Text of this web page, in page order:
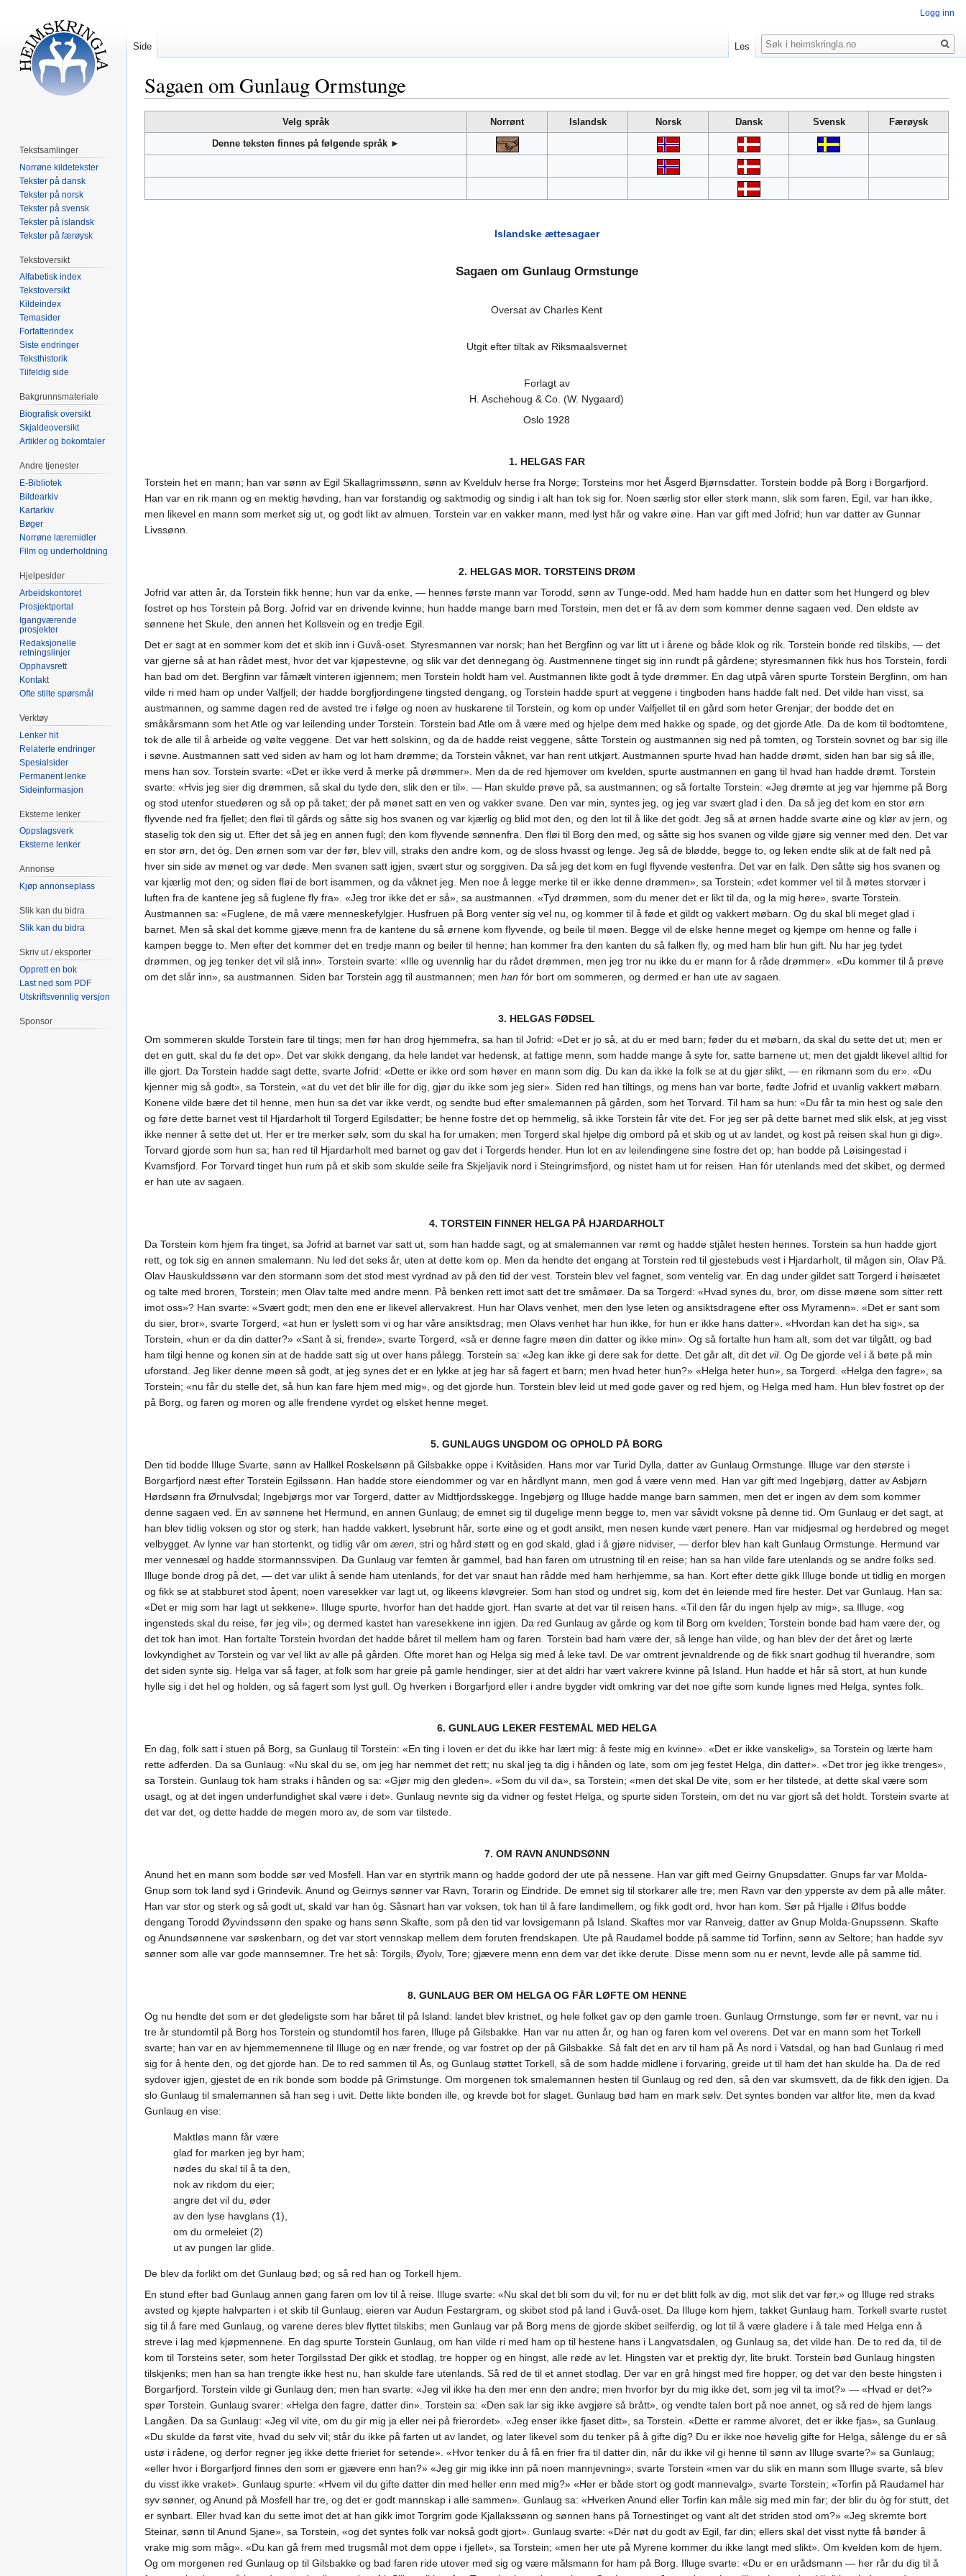
Sagaen om Gunlaug Ormstunge
til
til
Velg språk Norrønt Islandsk Norsk Dansk Svensk
Færøysk
Denne teksten finnes på følgende språk ►
Islandske ættesagaer
Sagaen om Gunlaug Ormstunge
Oversat av Charles Kent
Utgit efter tiltak av Riksmaalsvernet
Forlagt av
H. Aschehoug & Co. (W. Nygaard)
Oslo 1928
1. HELGAS FAR
Torstein het en mann; han var sønn av Egil Skallagrimssønn, sønn av Kveldulv herse fra Norge; Torsteins mor het Åsgerd Bjørnsdatter. Torstein bodde på Borg i Borgarfjord.
Han var en rik mann og en mektig høvding, han var forstandig og saktmodig og sindig i alt han tok sig for. Noen særlig stor eller sterk mann, slik som faren, Egil, var han ikke,
men likevel en mann som merket sig ut, og godt likt av almuen. Torstein var en vakker mann, med lyst hår og vakre øine. Han var gift med Jofrid; hun var datter av Gunnar
Livssønn.
2. HELGAS MOR. TORSTEINS DRØM
Jofrid var atten år, da Torstein fikk henne; hun var da enke, — hennes første mann var Torodd, sønn av Tunge-odd. Med ham hadde hun en datter som het Hungerd og blev
fostret op hos Torstein på Borg. Jofrid var en drivende kvinne; hun hadde mange barn med Torstein, men det er få av dem som kommer denne sagaen ved. Den eldste av
sønnene het Skule, den annen het Kollsvein og en tredje Egil.
Det er sagt at en sommer kom det et skib inn i Guvå-oset. Styresmannen var norsk; han het Bergfinn og var litt ut i årene og både klok og rik. Torstein bonde red tilskibs, — det
var gjerne så at han rådet mest, hvor det var kjøpestevne, og slik var det dennegang òg. Austmennene tinget sig inn rundt på gårdene; styresmannen fikk hus hos Torstein, fordi
han bad om det. Bergfinn var fåmælt vinteren igjennem; men Torstein holdt ham vel. Austmannen likte godt å tyde drømmer. En dag utpå våren spurte Torstein Bergfinn, om han
vilde ri med ham op under Valfjell; der hadde borgfjordingene tingsted dengang, og Torstein hadde spurt at veggene i tingboden hans hadde falt ned. Det vilde han visst, sa
austmannen, og samme dagen red de avsted tre i følge og noen av huskarene til Torstein, og kom op under Valfjellet til en gård som heter Grenjar; der bodde det en
småkårsmann som het Atle og var leilending under Torstein. Torstein bad Atle om å være med og hjelpe dem med hakke og spade, og det gjorde Atle. Da de kom til bodtomtene,
tok de alle til å arbeide og vølte veggene. Det var hett solskinn, og da de hadde reist veggene, såtte Torstein og austmannen sig ned på tomten, og Torstein sovnet og bar sig ille
i søvne. Austmannen satt ved siden av ham og lot ham drømme; da Torstein våknet, var han rent utkjørt. Austmannen spurte hvad han hadde drømt, siden han bar sig så ille,
mens han sov. Torstein svarte: «Det er ikke verd å merke på drømmer». Men da de red hjemover om kvelden, spurte austmannen en gang til hvad han hadde drømt. Torstein
svarte: «Hvis jeg sier dig drømmen, så skal du tyde den, slik den er til». — Han skulde prøve på, sa austmannen; og så fortalte Torstein: «Jeg drømte at jeg var hjemme på Borg
og stod utenfor stuedøren og så op på taket; der på mønet satt en ven og vakker svane. Den var min, syntes jeg, og jeg var svært glad i den. Da så jeg det kom en stor ørn
flyvende ned fra fjellet; den fløi til gårds og såtte sig hos svanen og var kjærlig og blid mot den, og den lot til å like det godt. Jeg så at ørnen hadde svarte øine og klør av jern, og
staselig tok den sig ut. Efter det så jeg en annen fugl; den kom flyvende sønnenfra. Den fløi til Borg den med, og såtte sig hos svanen og vilde gjøre sig venner med den. Det var
en stor ørn, det òg. Den ørnen som var der før, blev vill, straks den andre kom, og de sloss hvasst og lenge. Jeg så de blødde, begge to, og leken endte slik at de falt ned på
hver sin side av mønet og var døde. Men svanen satt igjen, svært stur og sorggiven. Da så jeg det kom en fugl flyvende vestenfra. Det var en falk. Den såtte sig hos svanen og
var kjærlig mot den; og siden fløi de bort isammen, og da våknet jeg. Men noe å legge merke til er ikke denne drømmen», sa Torstein; «det kommer vel til å møtes storvær i
luften fra de kantene jeg så fuglene fly fra». «Jeg tror ikke det er så», sa austmannen. «Tyd drømmen, som du mener det er likt til da, og la mig høre», svarte Torstein.
Austmannen sa: «Fuglene, de må være menneskefylgjer. Husfruen på Borg venter sig vel nu, og kommer til å føde et gildt og vakkert møbarn. Og du skal bli meget glad i
barnet. Men så skal det komme gjæve menn fra de kantene du så ørnene kom flyvende, og beile til møen. Begge vil de elske henne meget og kjempe om henne og falle i
kampen begge to. Men efter det kommer det en tredje mann og beiler til henne; han kommer fra den kanten du så falken fly, og med ham blir hun gift. Nu har jeg tydet
drømmen, og jeg tenker det vil slå inn». Torstein svarte: «Ille og uvennlig har du rådet drømmen, men jeg tror nu ikke du er mann for å råde drømmer». «Du kommer til å prøve
om det slår inn», sa austmannen. Siden bar Torstein agg til austmannen; men han fór bort om sommeren, og dermed er han ute av sagaen.
3. HELGAS FØDSEL
Om sommeren skulde Torstein fare til tings; men før han drog hjemmefra, sa han til Jofrid: «Det er jo så, at du er med barn; føder du et møbarn, da skal du sette det ut; men er
det en gutt, skal du fø det op». Det var skikk dengang, da hele landet var hedensk, at fattige menn, som hadde mange å syte for, satte barnene ut; men det gjaldt likevel alltid for
ille gjort. Da Torstein hadde sagt dette, svarte Jofrid: «Dette er ikke ord som høver en mann som dig. Du kan da ikke la folk se at du gjør slikt, — en rikmann som du er». «Du
kjenner mig så godt», sa Torstein, «at du vet det blir ille for dig, gjør du ikke som jeg sier». Siden red han tiltings, og mens han var borte, fødte Jofrid et uvanlig vakkert møbarn.
Konene vilde bære det til henne, men hun sa det var ikke verdt, og sendte bud efter smalemannen på gården, som het Torvard. Til ham sa hun: «Du får ta min hest og sale den
og føre dette barnet vest til Hjardarholt til Torgerd Egilsdatter; be henne fostre det op hemmelig, så ikke Torstein får vite det. For jeg ser på dette barnet med slik elsk, at jeg visst
ikke nenner å sette det ut. Her er tre merker sølv, som du skal ha for umaken; men Torgerd skal hjelpe dig ombord på et skib og ut av landet, og kost på reisen skal hun gi dig».
Torvard gjorde som hun sa; han red til Hjardarholt med barnet og gav det i Torgerds hender. Hun lot en av leilendingene sine fostre det op; han bodde på Løisingestad i
Kvamsfjord. For Torvard tinget hun rum på et skib som skulde seile fra Skjeljavik nord i Steingrimsfjord, og nistet ham ut for reisen. Han fór utenlands med det skibet, og dermed
er han ute av sagaen.
4. TORSTEIN FINNER HELGA PÅ HJARDARHOLT
Da Torstein kom hjem fra tinget, sa Jofrid at barnet var satt ut, som han hadde sagt, og at smalemannen var rømt og hadde stjålet hesten hennes. Torstein sa hun hadde gjort
rett, og tok sig en annen smalemann. Nu led det seks år, uten at dette kom op. Men da hendte det engang at Torstein red til gjestebuds vest i Hjardarholt, til mågen sin, Olav På.
Olav Hauskuldssønn var den stormann som det stod mest vyrdnad av på den tid der vest. Torstein blev vel fagnet, som ventelig var. En dag under gildet satt Torgerd i høisætet
og talte med broren, Torstein; men Olav talte med andre menn. På benken rett imot satt det tre småmøer. Da sa Torgerd: «Hvad synes du, bror, om disse møene som sitter rett
imot oss»? Han svarte: «Svært godt; men den ene er likevel allervakrest. Hun har Olavs venhet, men den lyse leten og ansiktsdragene efter oss Myramenn». «Det er sant som
du sier, bror», svarte Torgerd, «at hun er lyslett som vi og har våre ansiktsdrag; men Olavs venhet har hun ikke, for hun er ikke hans datter». «Hvordan kan det ha sig», sa
Torstein, «hun er da din datter?» «Sant å si, frende», svarte Torgerd, «så er denne fagre møen din datter og ikke min». Og så fortalte hun ham alt, som det var tilgått, og bad
ham tilgi henne og konen sin at de hadde satt sig ut over hans pålegg. Torstein sa: «Jeg kan ikke gi dere sak for dette. Det går alt, dit det vil. Og De gjorde vel i å bøte på min
uforstand. Jeg liker denne møen så godt, at jeg synes det er en lykke at jeg har så fagert et barn; men hvad heter hun?» «Helga heter hun», sa Torgerd. «Helga den fagre», sa
Torstein; «nu får du stelle det, så hun kan fare hjem med mig», og det gjorde hun. Torstein blev leid ut med gode gaver og red hjem, og Helga med ham. Hun blev fostret op der
på Borg, og faren og moren og alle frendene vyrdet og elsket henne meget.
5. GUNLAUGS UNGDOM OG OPHOLD PÅ BORG
Den tid bodde Illuge Svarte, sønn av Hallkel Roskelsønn på Gilsbakke oppe i Kvitåsiden. Hans mor var Turid Dylla, datter av Gunlaug Ormstunge. Illuge var den største i
Borgarfjord næst efter Torstein Egilssønn. Han hadde store eiendommer og var en hårdlynt mann, men god å være venn med. Han var gift med Ingebjørg, datter av Asbjørn
Hørdsønn fra Ørnulvsdal; Ingebjørgs mor var Torgerd, datter av Midtfjordsskegge. Ingebjørg og Illuge hadde mange barn sammen, men det er ingen av dem som kommer
denne sagaen ved. En av sønnene het Hermund, en annen Gunlaug; de emnet sig til dugelige menn begge to, men var såvidt voksne på denne tid. Om Gunlaug er det sagt, at
han blev tidlig voksen og stor og sterk; han hadde vakkert, lysebrunt hår, sorte øine og et godt ansikt, men nesen kunde vært penere. Han var midjesmal og herdebred og meget
velbygget. Av lynne var han stortenkt, og tidlig vâr om æren, stri og hård støtt og en god skald, glad i å gjøre nidviser, — derfor blev han kalt Gunlaug Ormstunge. Hermund var
mer vennesæl og hadde stormannssvipen. Da Gunlaug var femten år gammel, bad han faren om utrustning til en reise; han sa han vilde fare utenlands og se andre folks sed.
Illuge bonde drog på det, — det var ulikt å sende ham utenlands, for det var snaut han rådde med ham herhjemme, sa han. Kort efter dette gikk Illuge bonde ut tidlig en morgen
og fikk se at stabburet stod åpent; noen varesekker var lagt ut, og likeens kløvgreier. Som han stod og undret sig, kom det én leiende med fire hester. Det var Gunlaug. Han sa:
«Det er mig som har lagt ut sekkene». Illuge spurte, hvorfor han det hadde gjort. Han svarte at det var til reisen hans. «Til den får du ingen hjelp av mig», sa Illuge, «og
ingensteds skal du reise, før jeg vil»; og dermed kastet han varesekkene inn igjen. Da red Gunlaug av gårde og kom til Borg om kvelden; Torstein bonde bad ham være der, og
det tok han imot. Han fortalte Torstein hvordan det hadde båret til mellem ham og faren. Torstein bad ham være der, så lenge han vilde, og han blev der det året og lærte
lovkyndighet av Torstein og var vel likt av alle på gården. Ofte moret han og Helga sig med å leke tavl. De var omtrent jevnaldrende og de fikk snart godhug til hverandre, som
det siden synte sig. Helga var så fager, at folk som har greie på gamle hendinger, sier at det aldri har vært vakrere kvinne på Island. Hun hadde et hår så stort, at hun kunde
hylle sig i det hel og holden, og så fagert som lyst gull. Og hverken i Borgarfjord eller i andre bygder vidt omkring var det noe gifte som kunde lignes med Helga, syntes folk.
6. GUNLAUG LEKER FESTEMÅL MED HELGA
En dag, folk satt i stuen på Borg, sa Gunlaug til Torstein: «En ting i loven er det du ikke har lært mig: å feste mig en kvinne». «Det er ikke vanskelig», sa Torstein og lærte ham
rette adferden. Da sa Gunlaug: «Nu skal du se, om jeg har nemmet det rett; nu skal jeg ta dig i hånden og late, som om jeg festet Helga, din datter». «Det tror jeg ikke trenges»,
sa Torstein. Gunlaug tok ham straks i hånden og sa: «Gjør mig den gleden». «Som du vil da», sa Torstein; «men det skal De vite, som er her tilstede, at dette skal være som
usagt, og at det ingen underfundighet skal være i det». Gunlaug nevnte sig da vidner og festet Helga, og spurte siden Torstein, om det nu var gjort så det holdt. Torstein svarte at
det var det, og dette hadde de megen moro av, de som var tilstede.
7. OM RAVN ANUNDSØNN
Anund het en mann som bodde sør ved Mosfell. Han var en styrtrik mann og hadde godord der ute på nessene. Han var gift med Geirny Gnupsdatter. Gnups far var Molda-
Gnup som tok land syd i Grindevik. Anund og Geirnys sønner var Ravn, Torarin og Eindride. De emnet sig til storkarer alle tre; men Ravn var den ypperste av dem på alle måter.
Han var stor og sterk og så godt ut, skald var han òg. Såsnart han var voksen, tok han til å fare landimellem, og fikk godt ord, hvor han kom. Sør på Hjalle i Ølfus bodde
dengang Torodd Øyvindssønn den spake og hans sønn Skafte, som på den tid var lovsigemann på Island. Skaftes mor var Ranveig, datter av Gnup Molda-Gnupssønn. Skafte
og Anundsønnene var søskenbarn, og det var stort vennskap mellem dem foruten frendskapen. Ute på Raudamel bodde på samme tid Torfinn, sønn av Seltore; han hadde syv
sønner som alle var gode mannsemner. Tre het så: Torgils, Øyolv, Tore; gjævere menn enn dem var det ikke derute. Disse menn som nu er nevnt, levde alle på samme tid.
8. GUNLAUG BER OM HELGA OG FÅR LØFTE OM HENNE
Og nu hendte det som er det gledeligste som har båret til på Island: landet blev kristnet, og hele folket gav op den gamle troen. Gunlaug Ormstunge, som før er nevnt, var nu i
tre år stundomtil på Borg hos Torstein og stundomtil hos faren, Illuge på Gilsbakke. Han var nu atten år, og han og faren kom vel overens. Det var en mann som het Torkell
svarte; han var en av hjemmemennene til Illuge og en nær frende, og var fostret op der på Gilsbakke. Så falt det en arv til ham på Ås nord i Vatsdal, og han bad Gunlaug ri med
sig for å hente den, og det gjorde han. De to red sammen til Ås, og Gunlaug støttet Torkell, så de som hadde midlene i forvaring, greide ut til ham det han skulde ha. Da de red
sydover igjen, gjestet de en rik bonde som bodde på Grimstunge. Om morgenen tok smalemannen hesten til Gunlaug og red den, så den var skumsvett, da de fikk den igjen. Da
slo Gunlaug til smalemannen så han seg i uvit. Dette likte bonden ille, og krevde bot for slaget. Gunlaug bød ham en mark sølv. Det syntes bonden var altfor lite, men da kvad
Gunlaug en vise:
Maktløs mann får være
glad for marken jeg byr ham;
nødes du skal til å ta den,
nok av rikdom du eier;
angre det vil du, øder
av den lyse havglans (1),
om du ormeleiet (2)
ut av pungen lar glide.
De blev da forlikt om det Gunlaug bød; og så red han og Torkell hjem.
En stund efter bad Gunlaug annen gang faren om lov til å reise. Illuge svarte: «Nu skal det bli som du vil; for nu er det blitt folk av dig, mot slik det var før,» og Illuge red straks
avsted og kjøpte halvparten i et skib til Gunlaug; eieren var Audun Festargram, og skibet stod på land i Guvå-oset. Da Illuge kom hjem, takket Gunlaug ham. Torkell svarte rustet
sig til å fare med Gunlaug, og varene deres blev flyttet tilskibs; men Gunlaug var på Borg mens de gjorde skibet seilferdig, og lot til å være gladere i å tale med Helga enn å
streve i lag med kjøpmennene. En dag spurte Torstein Gunlaug, om han vilde ri med ham op til hestene hans i Langvatsdalen, og Gunlaug sa, det vilde han. De to red da, til de
kom til Torsteins seter, som heter Torgilsstad Der gikk et stodlag, tre hopper og en hingst, alle røde av let. Hingsten var et prektig dyr, lite brukt. Torstein bød Gunlaug hingsten
tilskjenks; men han sa han trengte ikke hest nu, han skulde fare utenlands. Så red de til et annet stodlag. Der var en grå hingst med fire hopper, og det var den beste hingsten i
Borgarfjord. Torstein vilde gi Gunlaug den; men han svarte: «Jeg vil ikke ha den mer enn den andre; men hvorfor byr du mig ikke det, som jeg vil ta imot?» — «Hvad er det?»
spør Torstein. Gunlaug svarer: «Helga den fagre, datter din». Torstein sa: «Den sak lar sig ikke avgjøre så brått», og vendte talen bort på noe annet, og så red de hjem langs
Langåen. Da sa Gunlaug: «Jeg vil vite, om du gir mig ja eller nei på frierordet». «Jeg enser ikke fjaset ditt», sa Torstein. «Dette er ramme alvoret, det er ikke fjas», sa Gunlaug.
«Du skulde da først vite, hvad du selv vil; står du ikke på farten ut av landet, og later likevel som du tenker på å gifte dig? Du er ikke noe høvelig gifte for Helga, sålenge du er så
ustø i rådene, og derfor regner jeg ikke dette frieriet for setende». «Hvor tenker du å få en frier fra til datter din, når du ikke vil gi henne til sønn av Illuge svarte?» sa Gunlaug;
«eller hvor i Borgarfjord finnes den som er gjævere enn han?» «Jeg gir mig ikke inn på noen mannjevning»; svarte Torstein «men var du slik en mann som Illuge svarte, så blev
du visst ikke vraket». Gunlaug spurte: «Hvem vil du gifte datter din med heller enn med mig?» «Her er både stort og godt mannevalg», svarte Torstein; «Torfin på Raudamel har
syv sønner, og Anund på Mosfell har tre, og det er godt mannskap i alle sammen». Gunlaug sa: «Hverken Anund eller Torfin kan måle sig med min far; der blir du òg for stutt, det
er synbart. Eller hvad kan du sette imot det at han gikk imot Torgrim gode Kjallakssønn og sønnen hans på Tornestinget og vant alt det striden stod om?» «Jeg skremte bort
Steinar, sønn til Anund Sjane», sa Torstein, «og det syntes folk var nokså godt gjort». Gunlaug svarte: «Dér nøt du godt av Egil, far din; ellers skal det visst nytte få bønder å
vrake mig som måg». «Du kan gå frem med trugsmål mot dem oppe i fjellet», sa Torstein; «men her ute på Myrene kommer du ikke langt med slikt». Om kvelden kom de hjem.
Og om morgenen red Gunlaug op til Gilsbakke og bad faren ride utover med sig og være målsmann for ham på Borg. Illuge svarte: «Du er en urådsmann — her rår du dig til å
Logg inn
Side Les
Søk
Tekstsamlinger
Norrøne kildetekster
Tekster på dansk
Tekster på norsk
Tekster på svensk
Tekster på islandsk
Tekster på færøysk
Tekstoversikt
Alfabetisk index
Tekstoversikt
Kildeindex
Temasider
Forfatterindex
Siste endringer
Teksthistorik
Tilfeldig side
Bakgrunnsmateriale
Biografisk oversikt
Skjaldeoversikt
Artikler og bokomtaler
Andre tjenester
E-Bibliotek
Bildearkiv
Kartarkiv
Bøger
Norrøne læremidler
Film og underholdning
Hjelpesider
Arbeidskontoret
Prosjektportal
Igangværende
prosjekter
Redaksjonelle
retningslinjer
Opphavsrett
Kontakt
Ofte stilte spørsmål
Verktøy
Lenker hit
Relaterte endringer
Spesialsider
Permanent lenke
Sideinformasjon
Eksterne lenker
Oppslagsverk
Eksterne lenker
Annonse
Kjøp annonseplass
Slik kan du bidra
Slik kan du bidra
Skriv ut / eksporter
Opprett en bok
Last ned som PDF
Utskriftsvennlig versjon
Sponsor